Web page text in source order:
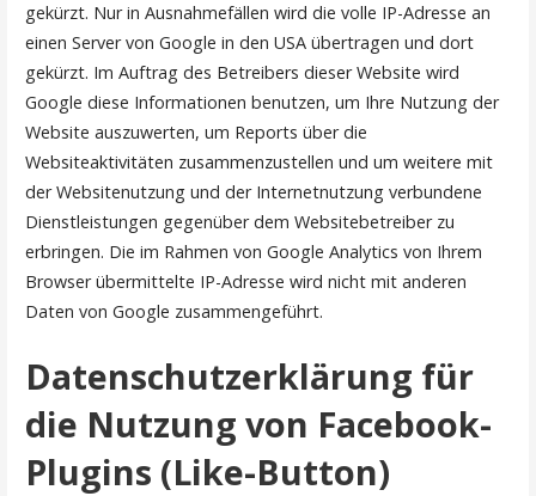
gekürzt. Nur in Ausnahmefällen wird die volle IP-Adresse an
einen Server von Google in den USA übertragen und dort
gekürzt. Im Auftrag des Betreibers dieser Website wird
Google diese Informationen benutzen, um Ihre Nutzung der
Website auszuwerten, um Reports über die
Websiteaktivitäten zusammenzustellen und um weitere mit
der Websitenutzung und der Internetnutzung verbundene
Dienstleistungen gegenüber dem Websitebetreiber zu
erbringen. Die im Rahmen von Google Analytics von Ihrem
Browser übermittelte IP-Adresse wird nicht mit anderen
Daten von Google zusammengeführt.
Datenschutzerklärung für
die Nutzung von Facebook-
Plugins (Like-Button)